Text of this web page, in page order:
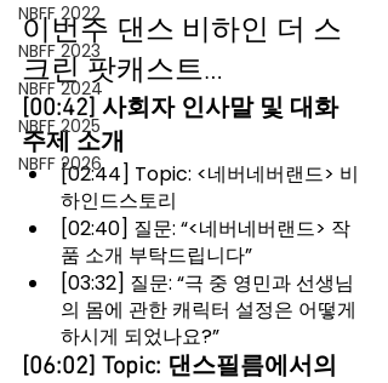
NBFF 2022
NBFF 2023
NBFF 2024
NBFF 2025
NBFF 2026
이번주 댄스 비하인 더 스
크린 팟캐스트…
[00:42] 사회자 인사말 및 대화
주제 소개
[02:44] Topic: <네버네버랜드> 비
하인드스토리
[02:40] 질문: “<네버네버랜드> 작
품 소개 부탁드립니다”
[03:32] 질문: “극 중 영민과 선생님
의 몸에 관한 캐릭터 설정은 어떻게
하시게 되었나요?”
[06:02] Topic: 댄스필름에서의